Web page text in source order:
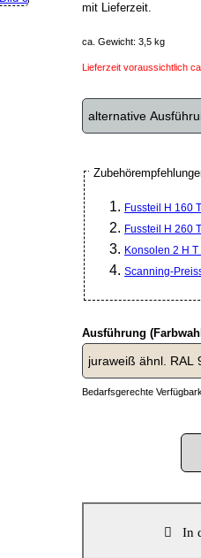
mit Lieferzeit.
ca. Gewicht: 3,5 kg
Lieferzeit voraussichtlich
Fussteil H 160
Fussteil H 260
Konsolen 2 H
Scanning-
Ausführung
Bedarfsgerechte